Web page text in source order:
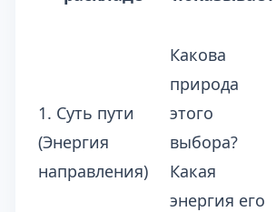
1. Суть пути
(Энергия
направления)
Какова
природа
этого
выбора?
Какая
энергия его